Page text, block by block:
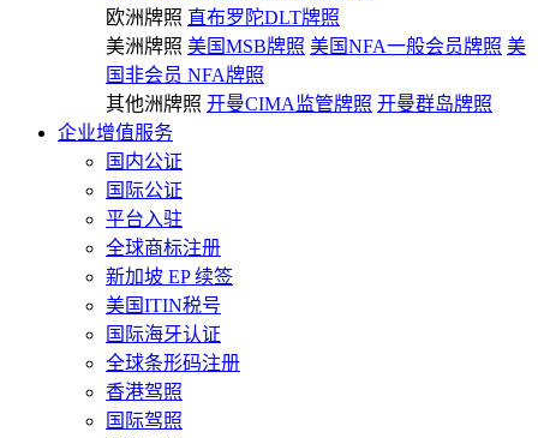
欧洲牌照 直布罗陀DLT牌照
美洲牌照 美国MSB牌照 美国NFA一般会员牌照 美
国非会员 NFA牌照
其他洲牌照 开曼CIMA监管牌照 开曼群岛牌照
企业增值服务
国内公证
国际公证
平台入驻
全球商标注册
新加坡 EP 续签
美国ITIN税号
国际海牙认证
全球条形码注册
香港驾照
国际驾照